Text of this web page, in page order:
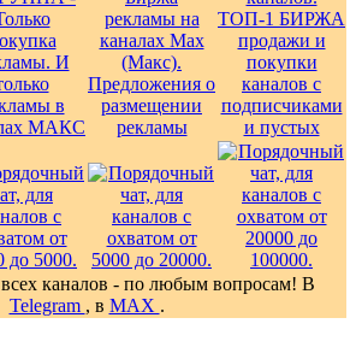
всех каналов - по любым вопросам! В
Telegram , в MAX .